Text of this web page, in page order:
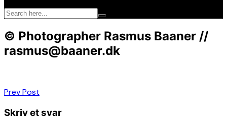
© Photographer Rasmus Baaner //
rasmus@baaner.dk
Indlægsnavigation
Prev Post
Skriv et svar